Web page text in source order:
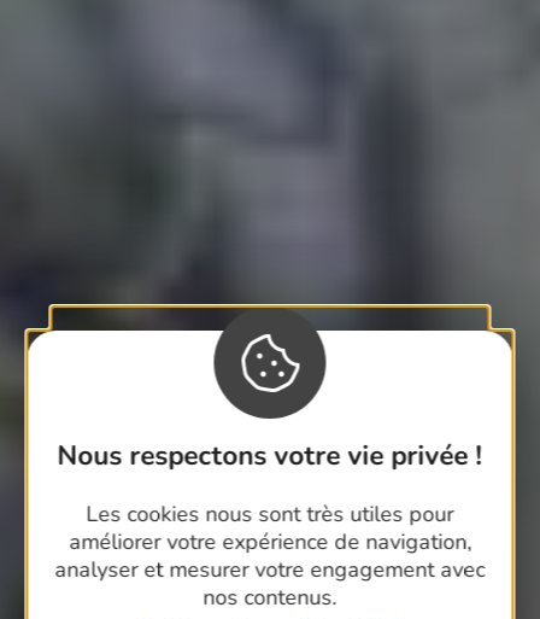
Nous respectons votre vie privée !
Les cookies nous sont très utiles pour
améliorer votre expérience de navigation,
analyser et mesurer votre engagement avec
nos contenus.